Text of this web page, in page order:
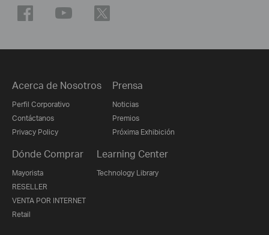
Acerca de Nosotros
Perfil Corporativo
Contáctanos
Privacy Policy
Prensa
Noticias
Premios
Próxima Exhibición
Dónde Comprar
Mayorista
RESELLER
VENTA POR INTERNET
Retail
Learning Center
Technology Library